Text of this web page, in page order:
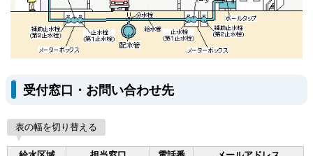
受付窓口・お問い合わせ先
表の幅を切り替える